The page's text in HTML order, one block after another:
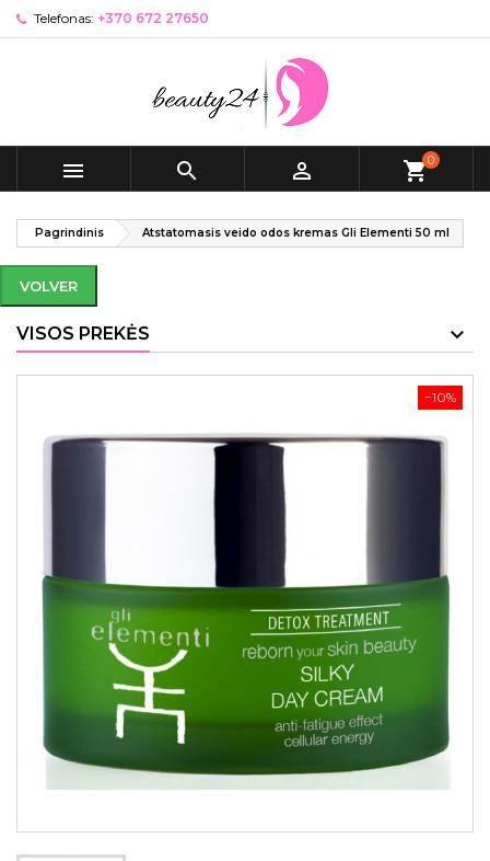
Telefonas: +370 672 27650
   shopping_cart0
Pagrindinis Atstatomasis veido odos kremas Gli Elementi 50 ml
VOLVER
VISOS PREKĖS
−10%